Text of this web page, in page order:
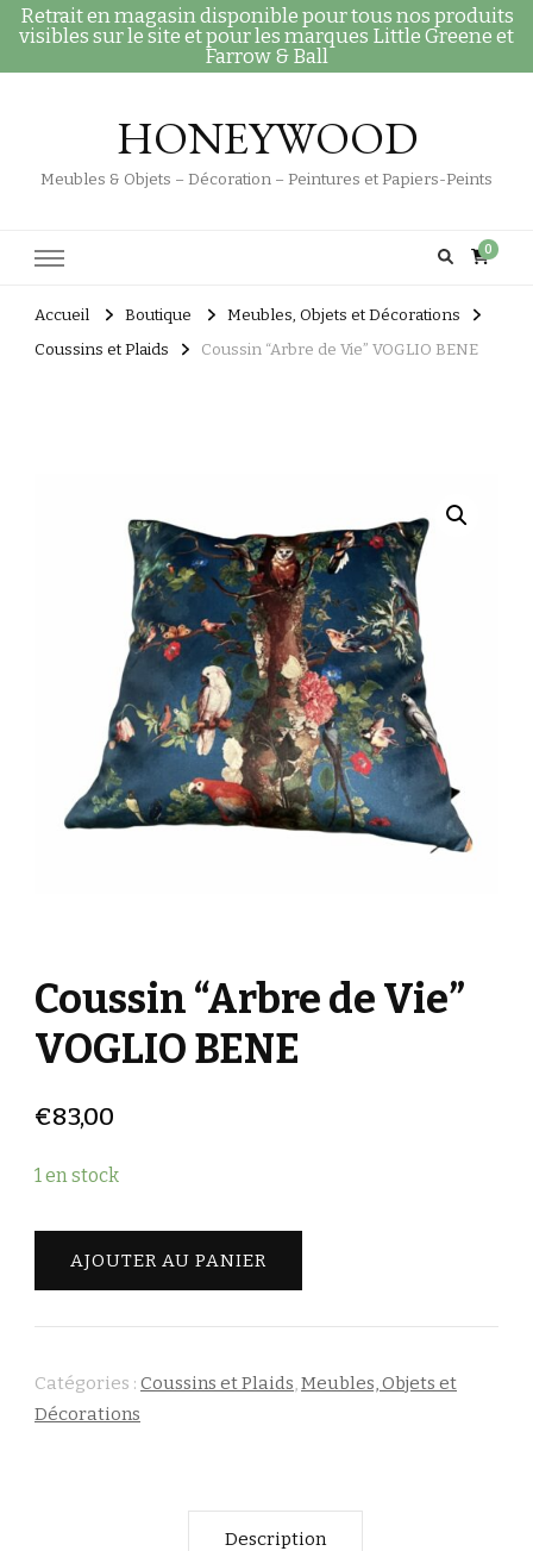
Retrait en magasin disponible pour tous nos produits
visibles sur le site et pour les marques Little Greene et
Farrow & Ball
HONEYWOOD
Meubles & Objets – Décoration – Peintures et Papiers-Peints
0
Accueil Boutique
Meubles, Objets et Décorations
Coussins et Plaids
Coussin “Arbre de Vie” VOGLIO BENE
Coussin “Arbre de Vie”
VOGLIO BENE
€83,00
1 en stock
quantité
de
Vie"
AJOUTER AU PANIER
Catégories : Coussins et Plaids,Meubles, Objets et
Décorations
Description